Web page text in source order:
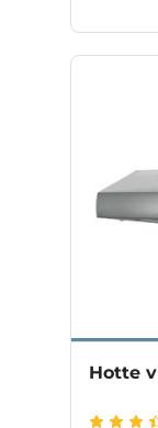
Hotte